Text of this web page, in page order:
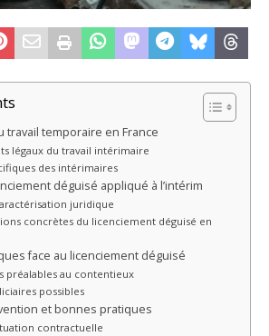
travail temporaire en France
légaux du travail intérimaire
des intérimaires
déguisé appliqué à l’intérim
juridique
concrètes du licenciement déguisé en
face au licenciement déguisé
préalables au contentieux
possibles
et bonnes pratiques
contractuelle